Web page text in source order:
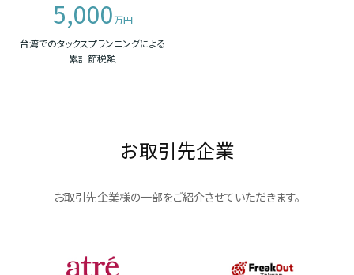
5,000万円
台湾でのタックスプランニングによる
累計節税額
お取引先企業
お取引先企業様の一部をご紹介させていただきます。